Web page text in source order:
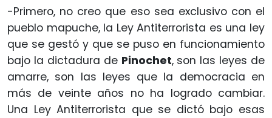
-Primero, no creo que eso sea exclusivo con el
pueblo mapuche, la Ley Antiterrorista es una ley
que se gestó y que se puso en funcionamiento
bajo la dictadura de Pinochet, son las leyes de
amarre, son las leyes que la democracia en
más de veinte años no ha logrado cambiar.
Una Ley Antiterrorista que se dictó bajo esas